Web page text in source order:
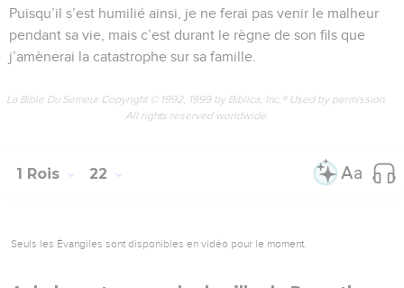
Puisqu’il s’est humilié ainsi, je ne ferai pas venir le malheur
pendant sa vie, mais c’est durant le règne de son fils que
j’amènerai la catastrophe sur sa famille.
La Bible Du Semeur Copyright © 1992, 1999 by Biblica, Inc.® Used by permission.
All rights reserved worldwide.
1 Rois 22
Seuls les Évangiles sont disponibles en vidéo pour le moment.